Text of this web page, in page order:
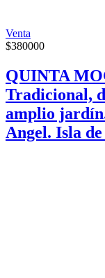
Venta
$380000
QUINTA
Tradicional,
amplio
Angel. Isla